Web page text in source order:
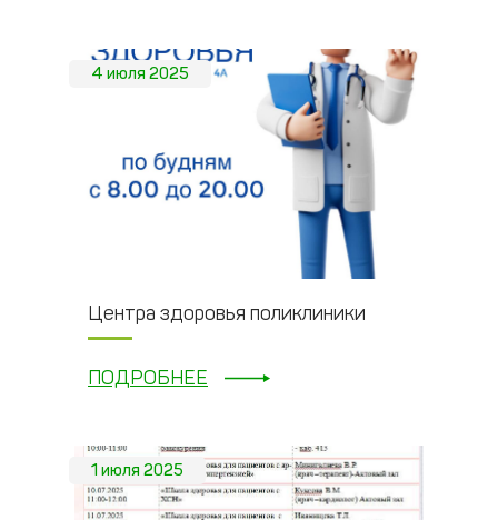
4 июля 2025
Центра здоровья поликлиники
ПОДРОБНЕЕ
1 июля 2025